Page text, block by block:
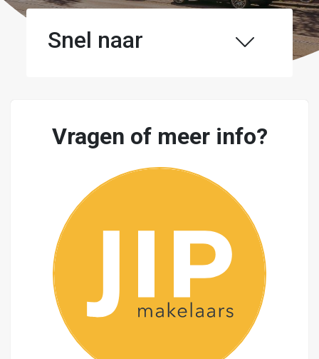
Snel naar
Vragen of meer info?